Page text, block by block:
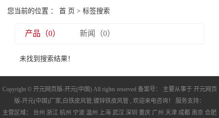
您当前的位置 ： 首 页 > 标签搜索
产品（0） 新闻（0）
未找到搜索结果！
Copyright © 开元网页版-开元(中国) All rights reserved 备案号： 主要从事于 开元网页
版-开元(中国)厂家, 白铁皮风管,镀锌铁皮风管 , 欢迎来电咨询！ 服务支持：
主营区域： 台州 浙江 杭州 宁波 温州 上海 武汉 深圳 重庆 广州 天津 成都 南京 合肥